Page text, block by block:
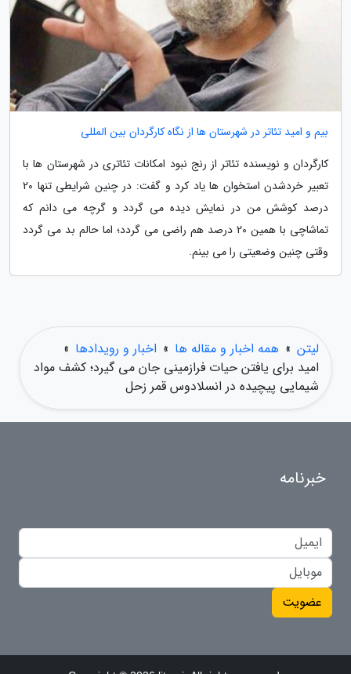
بیم و امید تئاتر در شهرستان ها از نگاه کارگردان بین المللی
کارگردان و نویسنده تئاتر از رنج نبود امکانات تئاتری در شهرستان ها با
تعبیر خردشدن استخوان ها یاد کرد و گفت: در چنین شرایطی تنها 20
درصد کوشش من در نمایش دیده می گردد و گرچه می دانم که
تماشاچی با همین 20 درصد هم راضی می گردد؛ اما حالم بد می گردد
وقتی چنین وضعیتی را می بینم.
لیتن » همه اخبار و مقاله ها » اخبار و رویدادها »
امید برای یافتن حیات فرازمینی جان می گیرد؛ کشف مواد
شیمایی پیچیده در انسلادوس قمر زحل
خبرنامه
عضویت